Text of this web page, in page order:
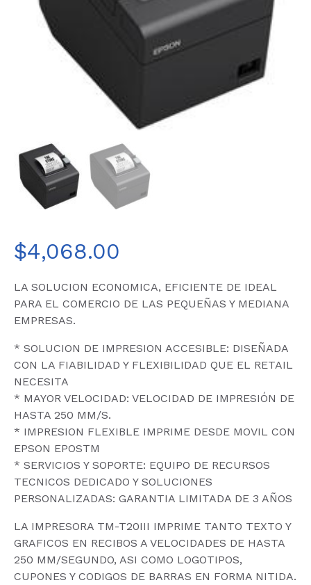
$4,068.00
LA SOLUCION ECONOMICA, EFICIENTE DE IDEAL
PARA EL COMERCIO DE LAS PEQUEÑAS Y MEDIANA
EMPRESAS.
* SOLUCION DE IMPRESION ACCESIBLE: DISEÑADA
CON LA FIABILIDAD Y FLEXIBILIDAD QUE EL RETAIL
NECESITA
* MAYOR VELOCIDAD: VELOCIDAD DE IMPRESIÓN DE
HASTA 250 MM/S.
* IMPRESION FLEXIBLE IMPRIME DESDE MOVIL CON
EPSON EPOSTM
* SERVICIOS Y SOPORTE: EQUIPO DE RECURSOS
TECNICOS DEDICADO Y SOLUCIONES
PERSONALIZADAS: GARANTIA LIMITADA DE 3 AÑOS
LA IMPRESORA TM-T20III IMPRIME TANTO TEXTO Y
GRAFICOS EN RECIBOS A VELOCIDADES DE HASTA
250 MM/SEGUNDO, ASI COMO LOGOTIPOS,
CUPONES Y CODIGOS DE BARRAS EN FORMA NITIDA.